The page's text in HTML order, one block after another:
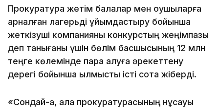
Прокуратура жетім балалар мен оқушыларға
арналған лагерьді ұйымдастыру бойынша
жеткізуші компанияны конкурстың жеңімпазы
деп танығаны үшін бөлім басшысының 12 млн
теңге көлемінде пара алуға әрекеттену
дерегі бойынша қылмыстық істі сотқа жіберді.
«Сондай-ақ, қала прокуратурасының нұсқауы